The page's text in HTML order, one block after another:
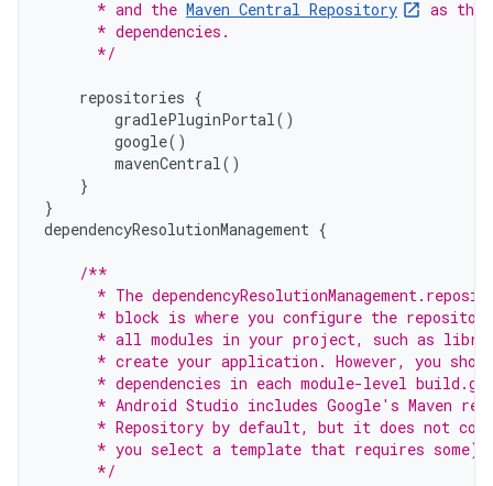
      * and the
Maven Central Repository
as the
      * dependencies.
      */
repositories {
gradlePluginPortal()
google()
mavenCentral()
}
}
dependencyResolutionManagement {
/**
* The
* block is where you configure the
* all modules in your project, such as
* create your application. However, you
* dependencies in each module-level
* Android Studio includes Google's Maven
* Repository by default, but it does not
      * you select a template that requires some).
      */